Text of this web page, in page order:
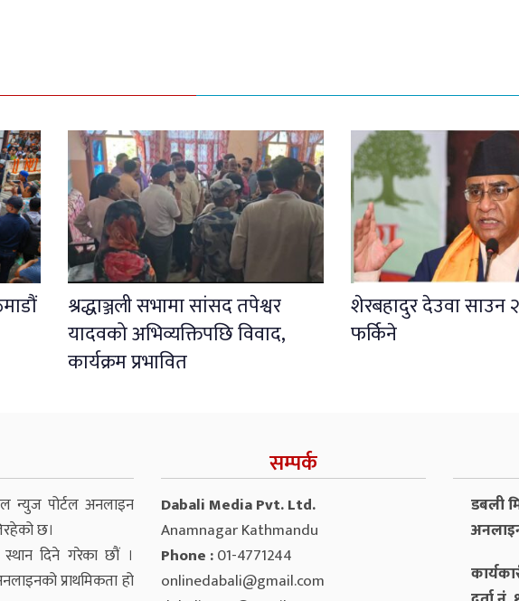
श्रद्धाञ्जली सभामा सांसद तपेश्वर
यादवको अभिव्यक्तिपछि विवाद,
कार्यक्रम प्रभावित
शेरबहादुर देउवा साउन
फर्किने
न्युज पोर्टल अनलाइन
छ।
दिने गरेका छौं ।
प्राथमिकता हो
सम्पर्क
Dabali Media Pvt. Ltd.
Anamnagar Kathmandu
Phone :01-4771244
onlinedabali@gmail.com
डबली